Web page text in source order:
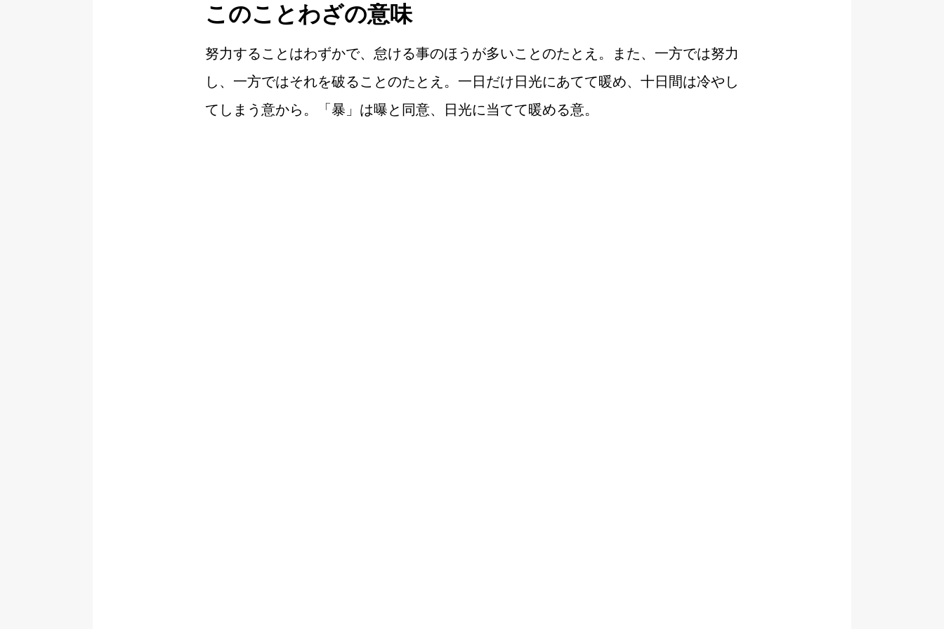
このことわざの意味
努力することはわずかで、怠ける事のほうが多いことのたとえ。また、一方では努力
し、一方ではそれを破ることのたとえ。一日だけ日光にあてて暖め、十日間は冷やし
てしまう意から。「暴」は曝と同意、日光に当てて暖める意。